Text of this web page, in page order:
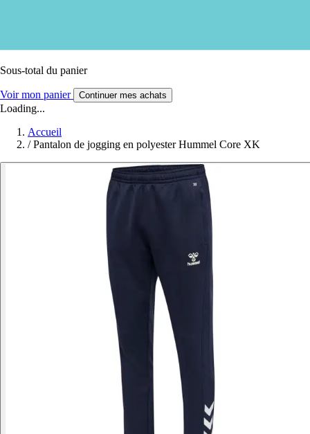
Sous-total du panier
Voir mon panier Continuer mes achats
Loading...
Accueil
/ Pantalon de jogging en polyester Hummel Core XK